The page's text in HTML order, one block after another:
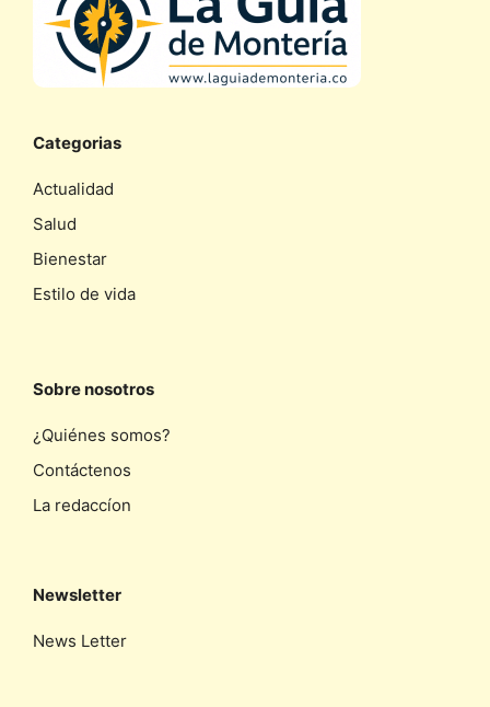
Categorias
Actualidad
Salud
Bienestar
Estilo de vida
Sobre nosotros
¿Quiénes somos?
Contáctenos
La redaccíon
Newsletter
News Letter